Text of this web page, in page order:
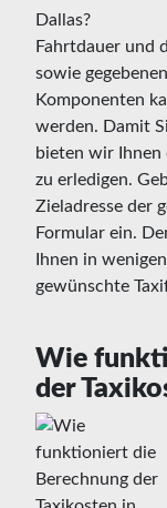
Fahrtdauer und
sowie
Komponenten
werden. Damit
bieten wir Ihnen
zu erledigen.
Zieladresse der
Formular ein.
Ihnen in
gewünschte
Wie
der